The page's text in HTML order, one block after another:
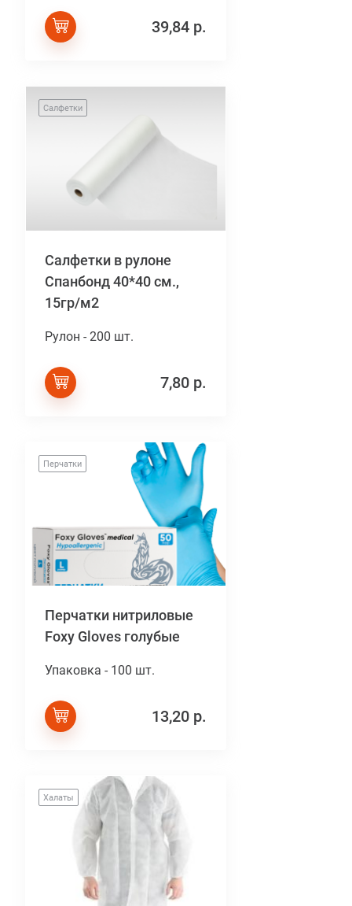
39,84 р.
Салфетки
Салфетки в рулоне
Спанбонд 40*40 см.,
15гр/м2
Рулон - 200 шт.
7,80 р.
Перчатки
Перчатки нитриловые
Foxy Gloves голубые
Упаковка - 100 шт.
13,20 р.
Халаты